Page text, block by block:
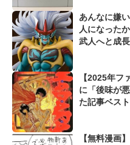
あんなに嫌
人になった
武人へと成
【2025年フ
に「後味が
た記事ベス
【無料漫画